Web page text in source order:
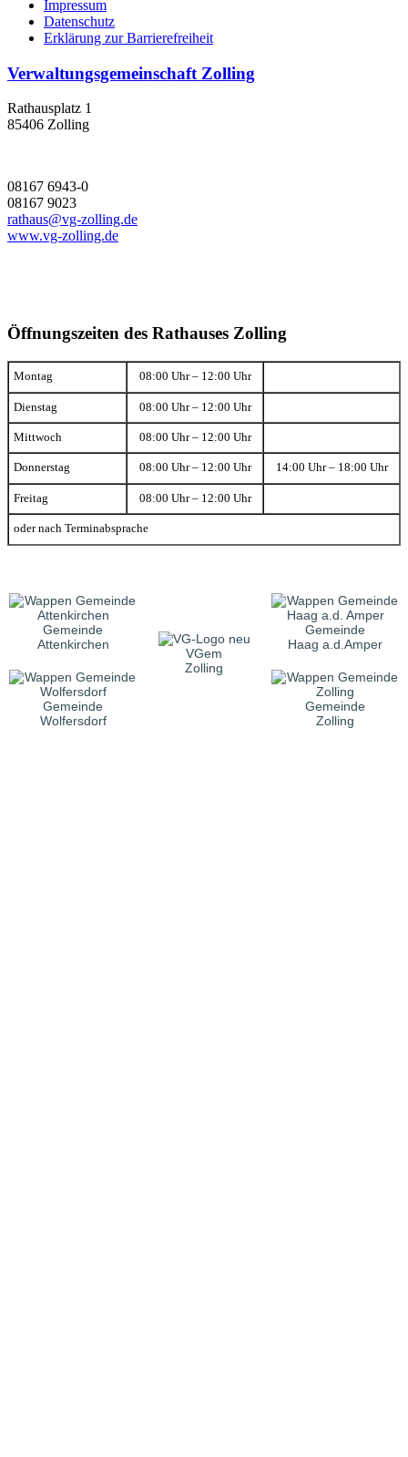
Impressum
Datenschutz
Erklärung zur Barrierefreiheit
Verwaltungsgemeinschaft Zolling
Rathausplatz 1
85406 Zolling
08167 6943-0
08167 9023
rathaus@vg-zolling.de
www.vg-zolling.de
Öffnungszeiten des Rathauses Zolling
Montag 08:00 Uhr – 12:00 Uhr
Dienstag 08:00 Uhr – 12:00 Uhr
Mittwoch 08:00 Uhr – 12:00 Uhr
Donnerstag 08:00 Uhr – 12:00 Uhr 14:00 Uhr – 18:00 Uhr
Freitag 08:00 Uhr – 12:00 Uhr
oder nach Terminabsprache
Gemeinde
Attenkirchen
VGem
Zolling
Gemeinde
Haag a.d.Amper
Gemeinde
Wolfersdorf
Gemeinde
Zolling